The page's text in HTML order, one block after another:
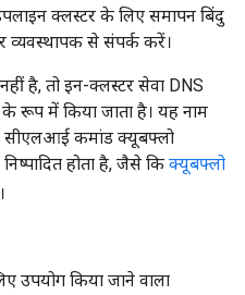
क्लस्टर के लिए समापन बिंदु
व्यवस्थापक से संपर्क करें।
नहीं है, तो इन-क्लस्टर सेवा DNS
के रूप में किया जाता है। यह नाम
कमांड क्यूबफ्लो
होता है, जैसे कि क्यूबफ्लो
उपयोग किया जाने वाला